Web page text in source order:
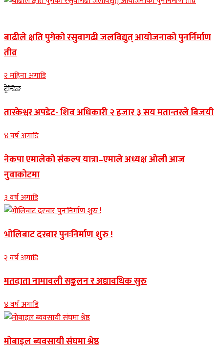
बाढीले क्षति पुगेको रसुवागढी जलविद्युत् आयोजनाको पुनर्निर्माण
तीव्र
२ महिना अगाडि
ट्रेन्डिङ
तारकेश्वर अपडेट- शिव अधिकारी २ हजार ३ सय मतान्तरले बिजयी
४ वर्ष अगाडि
नेकपा एमालेको संकल्प यात्रा–एमाले अध्यक्ष ओली आज
नुवाकोटमा
३ वर्ष अगाडि
भोलिबाट दरबार पुनःनिर्माण शुरु !
२ वर्ष अगाडि
मतदाता नामावली सङ्कलन र अद्यावधिक सुरु
४ वर्ष अगाडि
मोबाइल ब्यवसायी संघमा श्रेष्ठ